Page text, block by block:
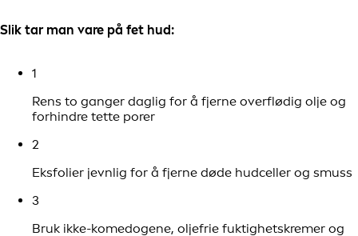
Slik tar man vare på fet hud:
1
Rens to ganger daglig for å fjerne overflødig olje og
forhindre tette porer
2
Eksfolier jevnlig for å fjerne døde hudceller og smuss
3
Bruk ikke-komedogene, oljefrie fuktighetskremer og